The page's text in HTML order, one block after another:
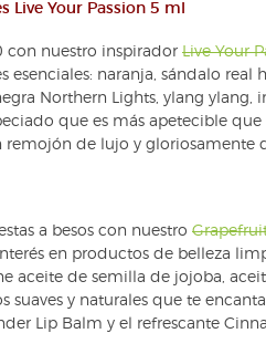
Live Your Passion 5 ml
con nuestro inspirador Live Your
esenciales: naranja, sándalo real
Northern Lights, ylang ylang,
que es más apetecible
remojón de lujo y gloriosamente
a besos con nuestro
en productos de belleza
aceite de semilla de jojoba,
suaves y naturales que te
Lip Balm y el refrescante